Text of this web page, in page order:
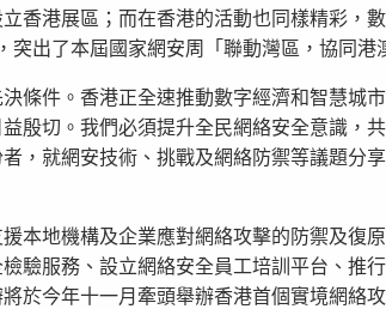
香港展區；而在香港的活動也同樣精彩，
出了本屆國家網安周「聯動灣區，協同港
條件。香港正全速推動數字經濟和智慧城
殷切。我們必須提升全民網絡安全意識，
，就網安技術、挑戰及網絡防禦等議題分
本地機構及企業應對網絡攻擊的防禦及復
驗服務、設立網絡安全員工培訓平台、推
於今年十一月牽頭舉辦香港首個實境網絡